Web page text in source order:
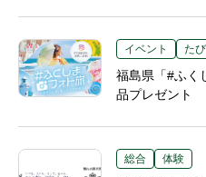
イベント たび
福島県「#ふく
品プレゼント
総合 体験